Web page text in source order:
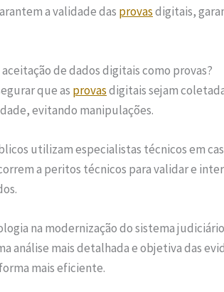
a validade das provasdigitais,
aceitação de dados digitais como provas?
que as provasdigitais sejam
evitando manipulações.
utilizam especialistas técnicos em
a peritos técnicos para validar e
na modernização do sistema
análise mais detalhada e objetiva das
mais eficiente.